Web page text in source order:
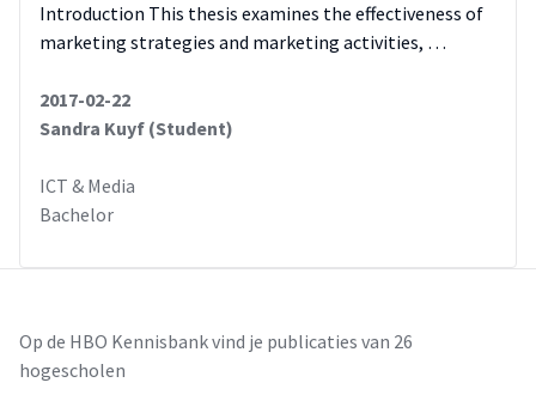
Introduction This thesis examines the effectiveness of
marketing strategies and marketing activities, …
2017-02-22
Sandra Kuyf (Student)
ICT & Media
Bachelor
Op de HBO Kennisbank vind je publicaties van 26
hogescholen